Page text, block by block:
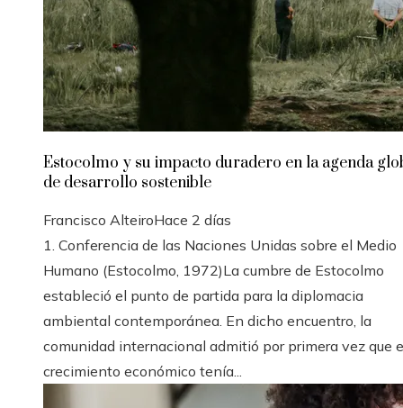
Estocolmo y su impacto duradero en la agenda
de desarrollo sostenible
Francisco AlteiroHace 2 días
1. Conferencia de las Naciones Unidas sobre el Medio
Humano (Estocolmo, 1972)La cumbre de Estocolmo
estableció el punto de partida para la diplomacia
ambiental contemporánea. En dicho encuentro, la
comunidad internacional admitió por primera vez que
crecimiento económico tenía...